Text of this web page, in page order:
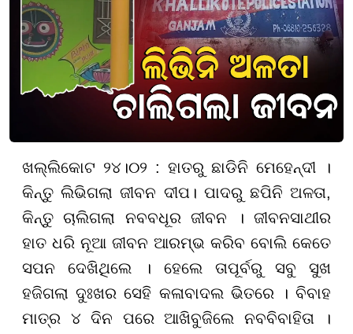
ଖଲ୍ଲିକୋଟ ୨୪।୦୨ : ହାତରୁ ଛାଡିନି ମେହେନ୍ଦୀ ।
କିନ୍ତୁ ଲିଭିଗଲା ଜୀବନ ଦୀପ। ପାଦରୁ ଛପିନି ଅଳତା,
କିନ୍ତୁ ଚାଲିଗଲା ନବବଧୂର ଜୀବନ । ଜୀବନସାଥୀର
ହାତ ଧରି ନୂଆ ଜୀବନ ଆରମ୍ଭ କରିବ ବୋଲି କେତେ
ସପନ ଦେଖିଥିଲେ । ହେଲେ ତାପୂର୍ବରୁ ସବୁ ସୁଖ
ହଜିଗଲା ଦୁଃଖର ସେହି କଳାବାଦଲ ଭିତରେ । ବିବାହ
ମାତ୍ର ୪ ଦିନ ପରେ ଆଖିବୁଜିଲେ ନବବିବାହିତା ।